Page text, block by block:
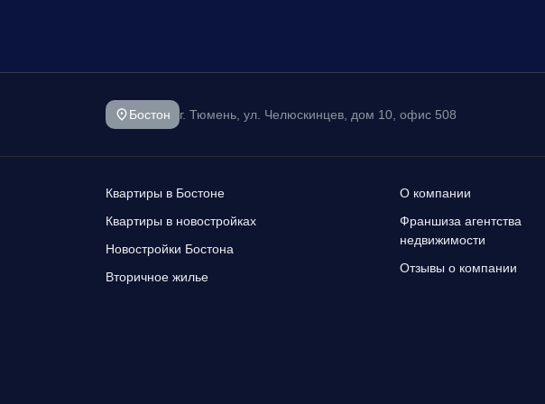
Бостон г. Тюмень, ул. Челюскинцев, дом 10, офис 508
Квартиры в Бостоне
Квартиры в новостройках
Новостройки Бостона
Вторичное жилье
О компании
Франшиза агентства
недвижимости
Отзывы о компании